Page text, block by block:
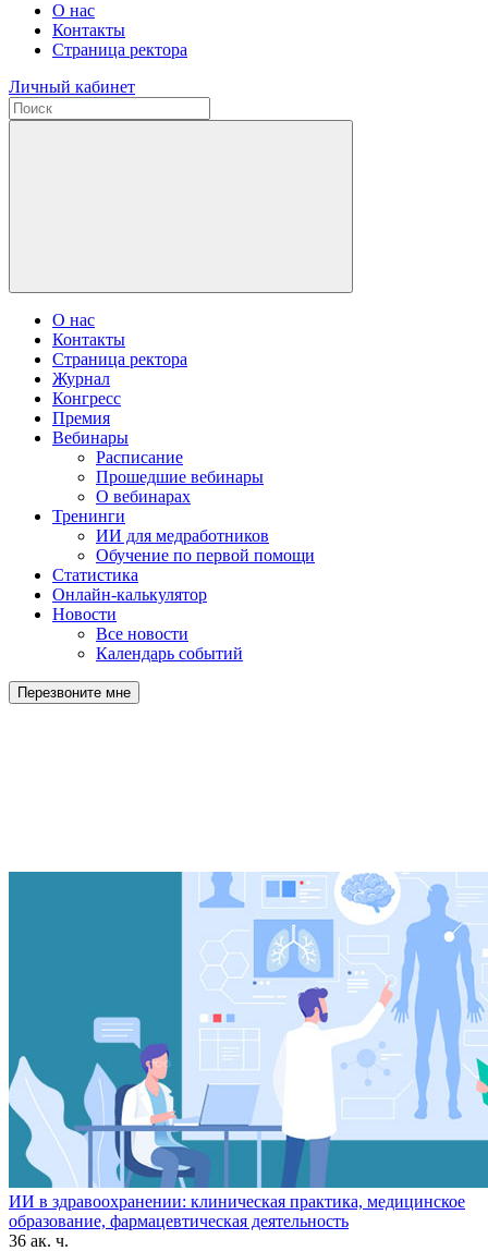
О нас
Контакты
Страница ректора
Личный кабинет
О нас
Контакты
Страница ректора
Журнал
Конгресс
Премия
Вебинары
Расписание
Прошедшие вебинары
О вебинарах
Тренинги
ИИ для медработников
Обучение по первой помощи
Статистика
Онлайн-калькулятор
Новости
Все новости
Календарь событий
Перезвоните мне
ИИ в здравоохранении: клиническая практика, медицинское
образование, фармацевтическая деятельность
36 ак. ч.